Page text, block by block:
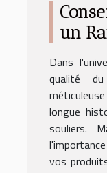
un
de
Dans
qualité
longue
souliers.
vos